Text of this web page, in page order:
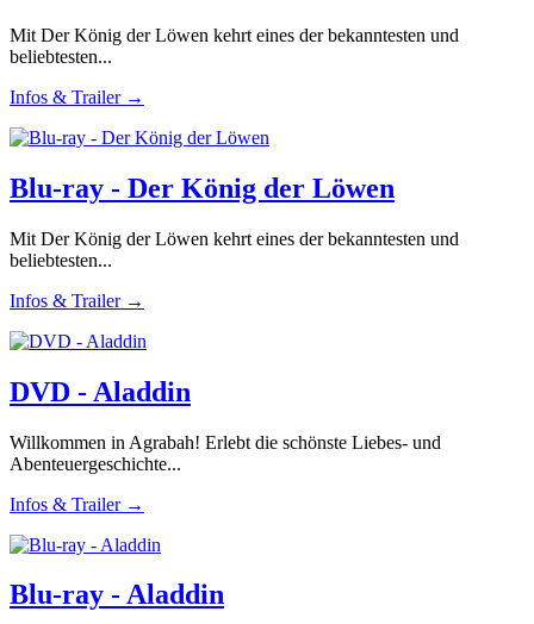
Mit Der König der Löwen kehrt eines der bekanntesten und
beliebtesten...
Infos & Trailer →
Blu-ray - Der König der Löwen
Mit Der König der Löwen kehrt eines der bekanntesten und
beliebtesten...
Infos & Trailer →
DVD - Aladdin
Willkommen in Agrabah! Erlebt die schönste Liebes- und
Abenteuergeschichte...
Infos & Trailer →
Blu-ray - Aladdin